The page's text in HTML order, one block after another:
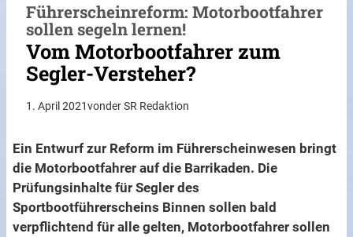
Führerscheinreform: Motorbootfahrer
sollen segeln lernen!
Vom Motorbootfahrer zum
Segler-Versteher?
1. April 2021vonder SR Redaktion
Ein Entwurf zur Reform im Führerscheinwesen bringt
die Motorbootfahrer auf die Barrikaden. Die
Prüfungsinhalte für Segler des
Sportbootführerscheins Binnen sollen bald
verpflichtend für alle gelten, Motorbootfahrer sollen